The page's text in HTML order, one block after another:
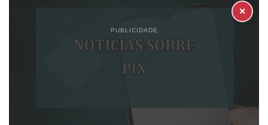
PUBLICIDADE
✕